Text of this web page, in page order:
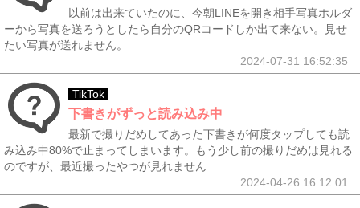
以前は出来ていたのに、今朝LINEを開き相手写真ホルダ
ーから写真を送ろうとしたら自分のQRコードしか出て来ない。見せ
たい写真が送れません。
2024-07-31 16:52:35
TikTok
下書きがずっと読み込み中
最新で撮りだめしてあった下書きが何度タップしても読
み込み中80%で止まってしまいます。もう少し前の撮りだめは見れる
のですが、最近撮ったやつが見れません
2024-04-26 16:12:01